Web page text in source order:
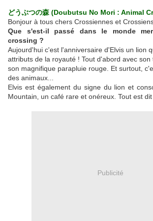
どうぶつの森 (Doubutsu No Mori : Animal
Bonjour à tous chers Crossiennes et
Que s'est-il passé dans le monde
crossing ?
Aujourd'hui c'est l'anniversaire d'Elvis un lion
attributs de la royauté ! Tout d'abord avec
son magnifique parapluie rouge. Et surtout,
des animaux...
Elvis est également du signe du lion et
Mountain, un café rare et onéreux. Tout est dit
Publicité